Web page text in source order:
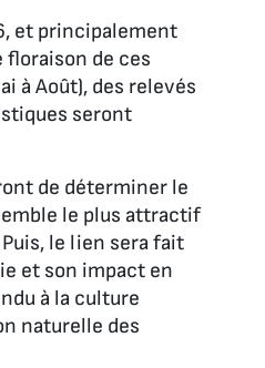
et principalement
floraison de ces
à Août), des relevés
seront
de déterminer le
le plus attractif
le lien sera fait
et son impact en
à la culture
naturelle des